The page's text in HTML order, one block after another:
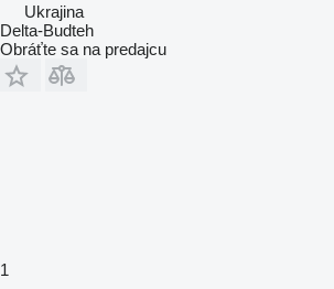
Ukrajina
Delta-Budteh
Obráťte sa na predajcu
1